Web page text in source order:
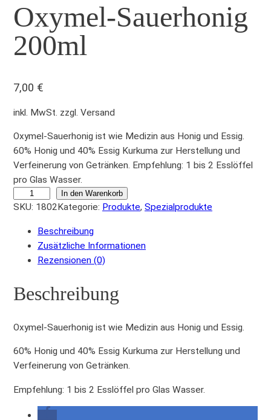
Oxymel-Sauerhonig
200ml
7,00 €
inkl. MwSt. zzgl. Versand
Oxymel-Sauerhonig ist wie Medizin aus Honig und Essig.
60% Honig und 40% Essig Kurkuma zur Herstellung und
Verfeinerung von Getränken. Empfehlung: 1 bis 2 Esslöffel
pro Glas Wasser.
x
S
u
r
h
In den Warenkorb
SKU: 1802 Kategorie: Produkte, Spezialprodukte
Beschreibung
Zusätzliche Informationen
Rezensionen (0)
Beschreibung
Oxymel-Sauerhonig ist wie Medizin aus Honig und Essig.
60% Honig und 40% Essig Kurkuma zur Herstellung und
Verfeinerung von Getränken.
Empfehlung: 1 bis 2 Esslöffel pro Glas Wasser.